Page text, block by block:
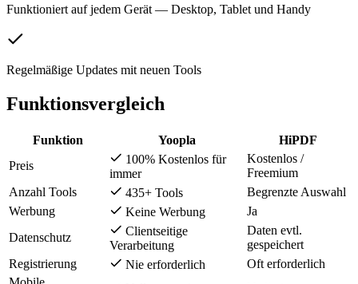
Funktioniert auf jedem Gerät — Desktop, Tablet und Handy
Regelmäßige Updates mit neuen Tools
Funktionsvergleich
Funktion Yoopla
HiPDF
Preis
100% Kostenlos für
immer
Kostenlos /
Freemium
Anzahl Tools
435+ Tools
Begrenzte Auswahl
Werbung
Keine Werbung
Ja
Datenschutz
Clientseitige
Verarbeitung
Daten evtl.
gespeichert
Registrierung
Nie erforderlich
Oft erforderlich